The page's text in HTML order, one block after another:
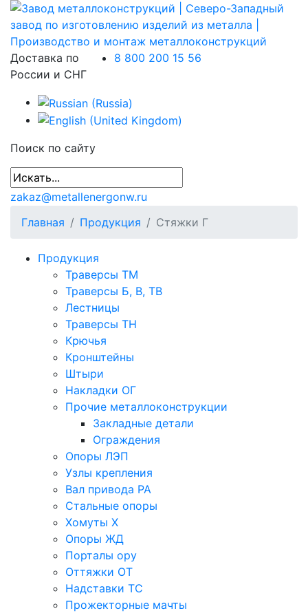
Доставка по
России и СНГ
8 800 200 15 56
Поиск по сайту
zakaz@metallenergonw.ru
Главная
Продукция Стяжки Г
Продукция
Траверсы ТМ
Траверсы Б, В, ТВ
Лестницы
Траверсы ТН
Крючья
Кронштейны
Штыри
Накладки ОГ
Прочие металлоконструкции
Закладные детали
Ограждения
Опоры ЛЭП
Узлы крепления
Вал привода РА
Стальные опоры
Хомуты Х
Опоры ЖД
Порталы ору
Оттяжки ОТ
Надставки ТС
Прожекторные мачты